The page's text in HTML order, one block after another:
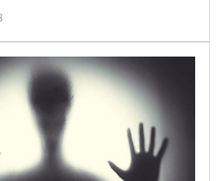
忙著在壓線前處理後事，因此造成停
前暫時用來冰存遺體。